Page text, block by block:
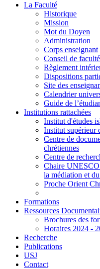
La Faculté
Historique
Mission
Mot du Doyen
Administration
Corps enseignant
Conseil de faculté
Règlement
Dispositions
Site des
Calendrier
Guide de
Institutions rattachées
Institut d'études
Institut supérieur
Centre de
chrétiennes
Centre de
Chaire UNESCO
la médiation et
Proche Orient
Formations
Ressources
Brochures des
Horaires 2024 -
Recherche
Publications
USJ
Contact